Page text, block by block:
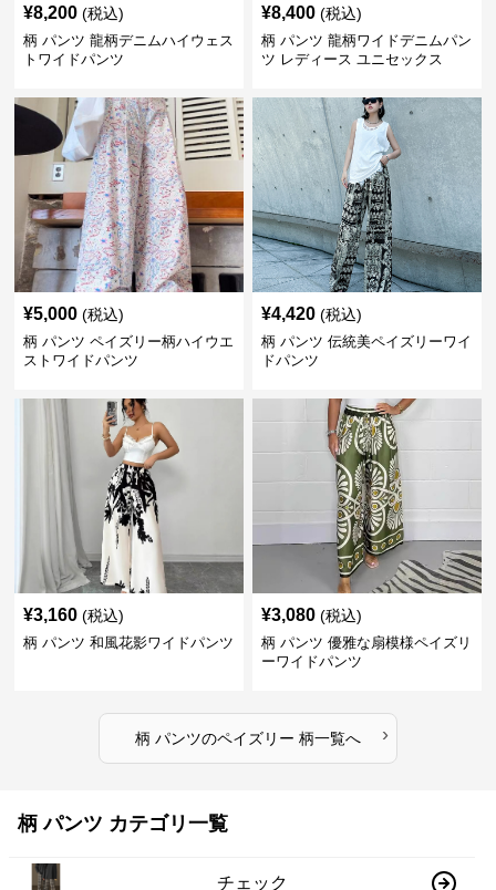
¥8,200 (税込)
柄 パンツ 龍柄デニムハイウェス
トワイドパンツ
¥8,400 (税込)
柄 パンツ 龍柄ワイドデニムパン
ツ レディース ユニセックス
¥5,000 (税込)
柄 パンツ ペイズリー柄ハイウエ
ストワイドパンツ
¥4,420 (税込)
柄 パンツ 伝統美ペイズリーワイ
ドパンツ
¥3,160 (税込)
柄 パンツ 和風花影ワイドパンツ
¥3,080 (税込)
柄 パンツ 優雅な扇模様ペイズリ
ーワイドパンツ
柄 パンツのペイズリー 柄一覧へ ›
柄 パンツ カテゴリ一覧
チェック